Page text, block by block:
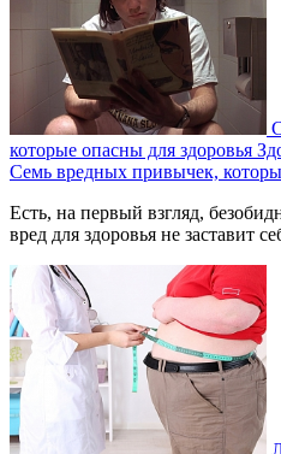
которые опасны для здоровья
Семь вредных привычек,
Есть, на первый взгляд,
вред для здоровья не заставит